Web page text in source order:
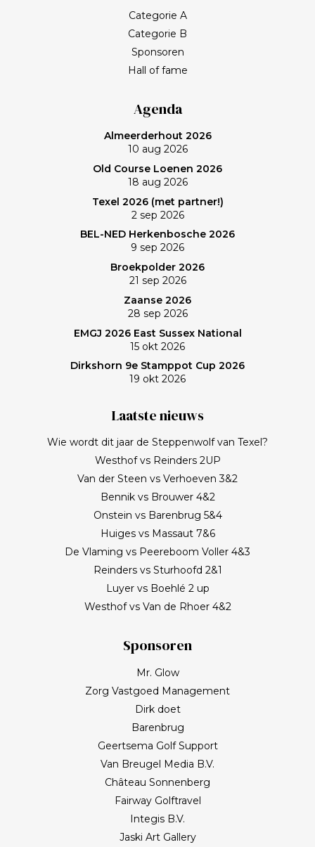
Categorie A
Categorie B
Sponsoren
Hall of fame
Agenda
Almeerderhout 2026
10 aug 2026
Old Course Loenen 2026
18 aug 2026
Texel 2026 (met partner!)
2 sep 2026
BEL-NED Herkenbosche 2026
9 sep 2026
Broekpolder 2026
21 sep 2026
Zaanse 2026
28 sep 2026
EMGJ 2026 East Sussex National
15 okt 2026
Dirkshorn 9e Stamppot Cup 2026
19 okt 2026
Laatste nieuws
Wie wordt dit jaar de Steppenwolf van Texel?
Westhof vs Reinders 2UP
Van der Steen vs Verhoeven 3&2
Bennik vs Brouwer 4&2
Onstein vs Barenbrug 5&4
Huiges vs Massaut 7&6
De Vlaming vs Peereboom Voller 4&3
Reinders vs Sturhoofd 2&1
Luyer vs Boehlé 2 up
Westhof vs Van de Rhoer 4&2
Sponsoren
Mr. Glow
Zorg Vastgoed Management
Dirk doet
Barenbrug
Geertsema Golf Support
Van Breugel Media B.V.
Château Sonnenberg
Fairway Golftravel
Integis B.V.
Jaski Art Gallery